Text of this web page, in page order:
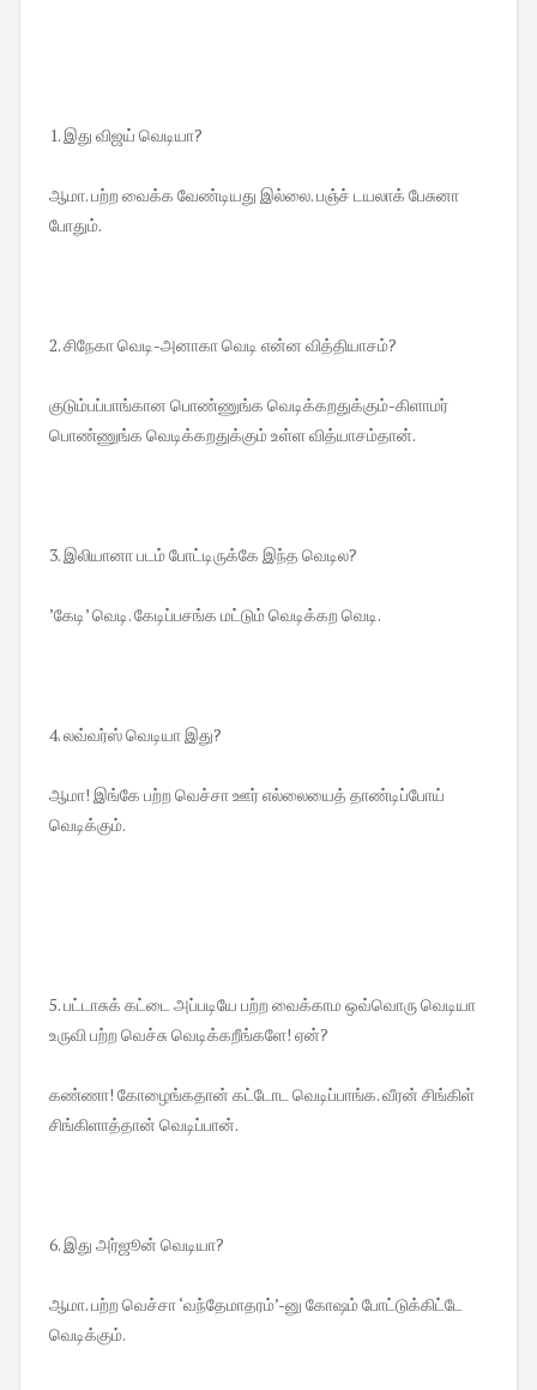
1. இது விஜய் வெடியா?
ஆமா. பற்ற வைக்க வேண்டியது இல்லை. பஞ்ச் டயலாக் பேசுனா
போதும்.
2. சிநேகா வெடி-அனாகா வெடி என்ன வித்தியாசம்?
குடும்பப்பாங்கான பொண்ணுங்க வெடிக்கறதுக்கும்-கிளாமர்
பொண்ணுங்க வெடிக்கறதுக்கும் உள்ள வித்யாசம்தான்.
3. இலியானா படம் போட்டிருக்கே இந்த வெடில?
’கேடி’ வெடி. கேடிப்பசங்க மட்டும் வெடிக்கற வெடி.
4. லவ்வர்ஸ் வெடியா இது?
ஆமா! இங்கே பற்ற வெச்சா ஊர் எல்லையைத் தாண்டிப்போய்
வெடிக்கும்.
5. பட்டாசுக் கட்டை அப்படியே பற்ற வைக்காம ஒவ்வொரு வெடியா
உருவி பற்ற வெச்சு வெடிக்கறீங்களே! ஏன்?
கண்ணா! கோழைங்கதான் கட்டோட வெடிப்பாங்க. வீரன் சிங்கிள்
சிங்கிளாத்தான் வெடிப்பான்.
6. இது அர்ஜூன் வெடியா?
ஆமா. பற்ற வெச்சா ‘வந்தேமாதரம்’-னு கோஷம் போட்டுக்கிட்டே
வெடிக்கும்.